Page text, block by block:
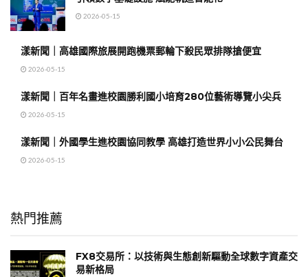
2026-05-15
漾新聞｜高雄國際旅展開跑機票郵輪下殺民眾排隊搶便宜
2026-05-15
漾新聞｜百年名畫進校園勝利國小培育280位藝術導覽小尖兵
2026-05-15
漾新聞｜外國學生進校園協同教學 高雄打造世界小小公民舞台
2026-05-15
熱門推薦
FX8交易所：以技術與生態創新驅動全球數字資產交
易新格局